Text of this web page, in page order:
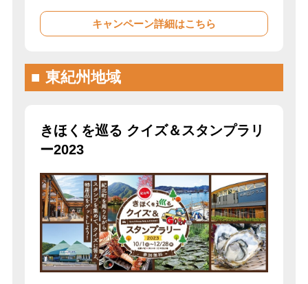
キャンペーン詳細はこちら
東紀州地域
きほくを巡る クイズ＆スタンプラリ
ー2023